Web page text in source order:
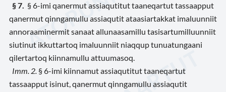
§ 7. § 6-imi qanermut assiaqutitut taaneqartut tassaapput
qanermut qinngamullu assiaqutit ataasiartakkat imaluunniit
annoraaminermit sanaat allunaasamillu tasisartumilluunniit
siutinut ikkuttartoq imaluunniit niaqqup tunuatungaani
qilertartoq kiinnamullu attuumasoq.
Imm. 2. § 6-imi kiinnamut assiaqutitut taaneqartut
tassaapput isinut, qanermut qinngamullu assiaqutit